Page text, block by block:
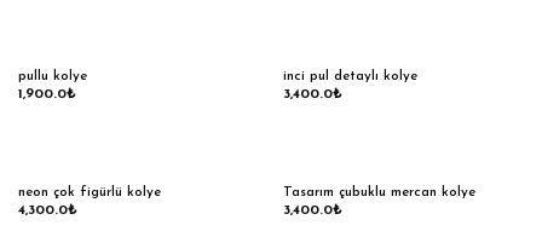
pullu kolye
1,900.0₺
inci pul detaylı kolye
3,400.0₺
neon çok figürlü kolye
4,300.0₺
Tasarım çubuklu mercan kolye
3,400.0₺